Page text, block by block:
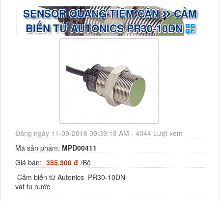
SENSOR QUANG-TIỆM CẬN CẢM
BIẾN TỪ AUTONICS PR30-10DN
Đăng ngày 11-09-2018 09:39:18 AM - 4044 Lượt xem
Mã sản phẩm: MPD00411
Giá bán: 355.300 đ /Bộ
Cảm biến từ Autonics PR30-10DN
vat tu nước